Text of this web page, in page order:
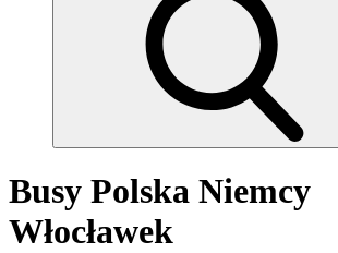
Busy Polska Niemcy
Włocławek